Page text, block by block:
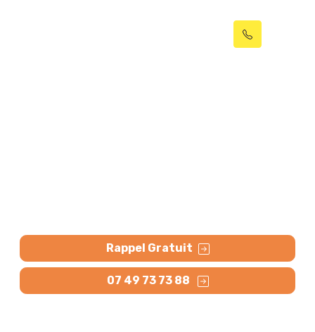
Rappel Gratuit
07 49 73 73 88